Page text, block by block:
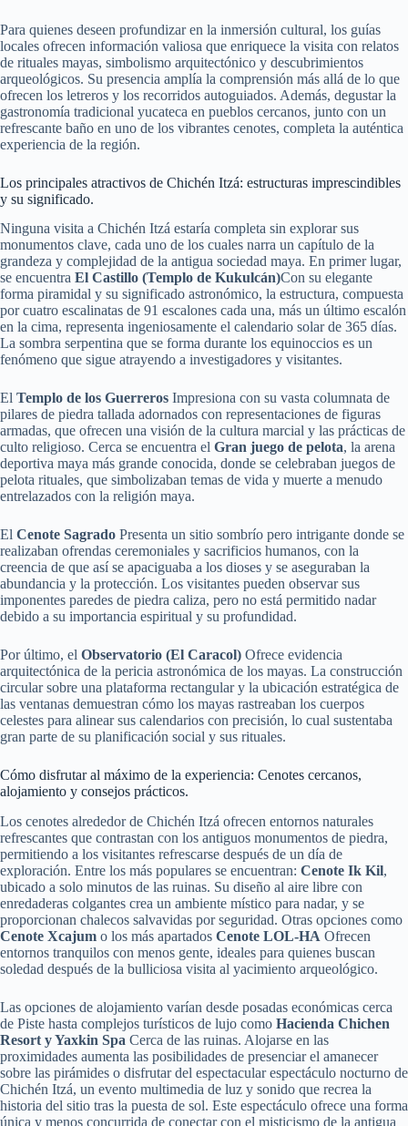
Para quienes deseen profundizar en la inmersión cultural, los guías
locales ofrecen información valiosa que enriquece la visita con relatos
de rituales mayas, simbolismo arquitectónico y descubrimientos
arqueológicos. Su presencia amplía la comprensión más allá de lo que
ofrecen los letreros y los recorridos autoguiados. Además, degustar la
gastronomía tradicional yucateca en pueblos cercanos, junto con un
refrescante baño en uno de los vibrantes cenotes, completa la auténtica
experiencia de la región.
Los principales atractivos de Chichén Itzá: estructuras imprescindibles
y su significado.
Ninguna visita a Chichén Itzá estaría completa sin explorar sus
monumentos clave, cada uno de los cuales narra un capítulo de la
grandeza y complejidad de la antigua sociedad maya. En primer lugar,
se encuentra El Castillo (Templo de Kukulcán)Con su elegante
forma piramidal y su significado astronómico, la estructura, compuesta
por cuatro escalinatas de 91 escalones cada una, más un último escalón
en la cima, representa ingeniosamente el calendario solar de 365 días.
La sombra serpentina que se forma durante los equinoccios es un
fenómeno que sigue atrayendo a investigadores y visitantes.
El Templo de los Guerreros Impresiona con su vasta columnata de
pilares de piedra tallada adornados con representaciones de figuras
armadas, que ofrecen una visión de la cultura marcial y las prácticas de
culto religioso. Cerca se encuentra el Gran juego de pelota, la arena
deportiva maya más grande conocida, donde se celebraban juegos de
pelota rituales, que simbolizaban temas de vida y muerte a menudo
entrelazados con la religión maya.
El Cenote Sagrado Presenta un sitio sombrío pero intrigante donde se
realizaban ofrendas ceremoniales y sacrificios humanos, con la
creencia de que así se apaciguaba a los dioses y se aseguraban la
abundancia y la protección. Los visitantes pueden observar sus
imponentes paredes de piedra caliza, pero no está permitido nadar
debido a su importancia espiritual y su profundidad.
Por último, el Observatorio (El Caracol) Ofrece evidencia
arquitectónica de la pericia astronómica de los mayas. La construcción
circular sobre una plataforma rectangular y la ubicación estratégica de
las ventanas demuestran cómo los mayas rastreaban los cuerpos
celestes para alinear sus calendarios con precisión, lo cual sustentaba
gran parte de su planificación social y sus rituales.
Cómo disfrutar al máximo de la experiencia: Cenotes cercanos,
alojamiento y consejos prácticos.
Los cenotes alrededor de Chichén Itzá ofrecen entornos naturales
refrescantes que contrastan con los antiguos monumentos de piedra,
permitiendo a los visitantes refrescarse después de un día de
exploración. Entre los más populares se encuentran: Cenote Ik Kil,
ubicado a solo minutos de las ruinas. Su diseño al aire libre con
enredaderas colgantes crea un ambiente místico para nadar, y se
proporcionan chalecos salvavidas por seguridad. Otras opciones como
Cenote Xcajum o los más apartados Cenote LOL-HA Ofrecen
entornos tranquilos con menos gente, ideales para quienes buscan
soledad después de la bulliciosa visita al yacimiento arqueológico.
Las opciones de alojamiento varían desde posadas económicas cerca
de Piste hasta complejos turísticos de lujo como Hacienda Chichen
Resort y Yaxkin Spa Cerca de las ruinas. Alojarse en las
proximidades aumenta las posibilidades de presenciar el amanecer
sobre las pirámides o disfrutar del espectacular espectáculo nocturno de
Chichén Itzá, un evento multimedia de luz y sonido que recrea la
historia del sitio tras la puesta de sol. Este espectáculo ofrece una forma
única y menos concurrida de conectar con el misticismo de la antigua